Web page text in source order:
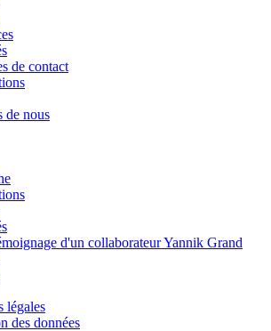
de contact
de nous
d'un collaborateur Yannik Grand
légales
des données